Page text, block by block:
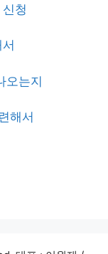
청
오는지
해서